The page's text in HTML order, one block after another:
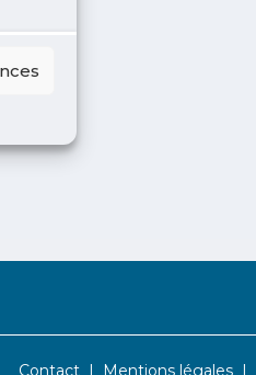
Contact Mentions légales